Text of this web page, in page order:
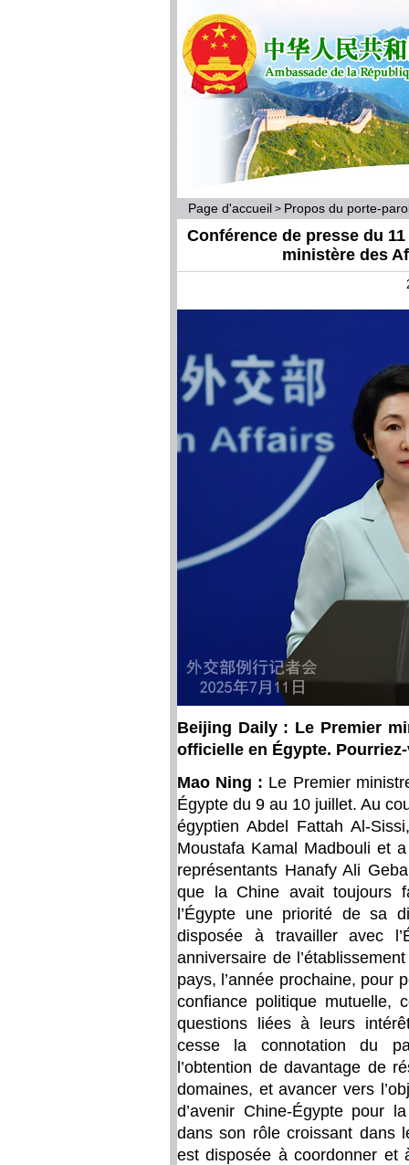
Page d'accueil > Propos du porte-
Conférence de presse du
ministère des
Beijing Daily : Le Premier
officielle en Égypte.
Mao Ning : Le Premier
Égypte du 9 au 10 juillet. Au
égyptien Abdel Fattah Al-
Moustafa Kamal Madbouli et
représentants Hanafy Ali
que la Chine avait toujours
l’Égypte une priorité de sa
disposée à travailler avec
anniversaire de
pays, l’année prochaine, pour
confiance politique mutuelle,
questions liées à leurs
cesse la connotation du
l’obtention de davantage de
domaines, et avancer vers
d’avenir Chine-Égypte pour
dans son rôle croissant dans
est disposée à coordonner et